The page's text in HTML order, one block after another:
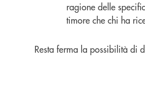
ragione delle
timore che chi ha
Resta ferma la possibilità di